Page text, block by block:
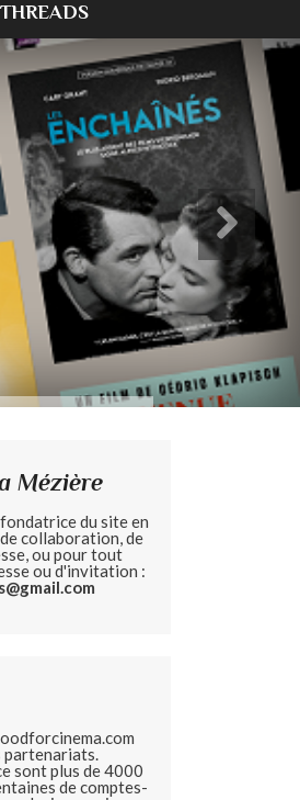
THREADS
Mézière
fondatrice du site en
collaboration, de
ou pour tout
ou d'invitation :
partenariats.
sont plus de 4000
de comptes-